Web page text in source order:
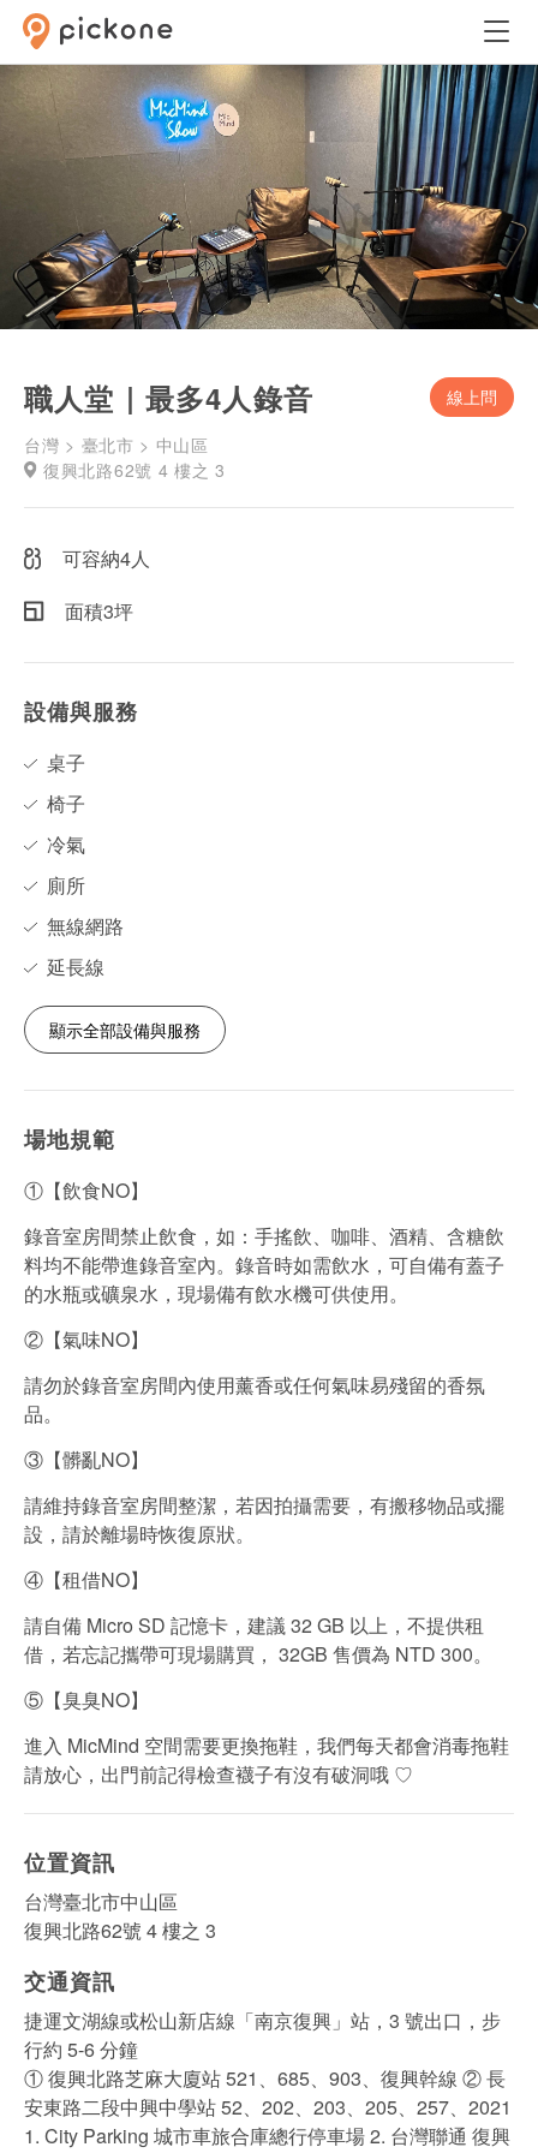
職人堂｜最多4人錄音
線上問
台灣 > 臺北市 > 中山區
復興北路62號 4 樓之 3
可容納4人
面積3坪
設備與服務
桌子
椅子
冷氣
廁所
無線網路
延長線
顯示全部設備與服務
場地規範
①【飲食NO】
錄音室房間禁止飲食，如：手搖飲、咖啡、酒精、含糖飲
料均不能帶進錄音室內。錄音時如需飲水，可自備有蓋子
的水瓶或礦泉水，現場備有飲水機可供使用。
②【氣味NO】
請勿於錄音室房間內使用薰香或任何氣味易殘留的香氛
品。
③【髒亂NO】
請維持錄音室房間整潔，若因拍攝需要，有搬移物品或擺
設，請於離場時恢復原狀。
④【租借NO】
請自備 Micro SD 記憶卡，建議 32 GB 以上，不提供租
借，若忘記攜帶可現場購買， 32GB 售價為 NTD 300。
⑤【臭臭NO】
進入 MicMind 空間需要更換拖鞋，我們每天都會消毒拖鞋
請放心，出門前記得檢查襪子有沒有破洞哦 ♡
位置資訊
台灣臺北市中山區
復興北路62號 4 樓之 3
交通資訊
捷運文湖線或松山新店線「南京復興」站，3 號出口，步
行約 5-6 分鐘
① 復興北路芝麻大廈站 521、685、903、復興幹線 ② 長
安東路二段中興中學站 52、202、203、205、257、2021
1. City Parking 城市車旅合庫總行停車場 2. 台灣聯通 復興